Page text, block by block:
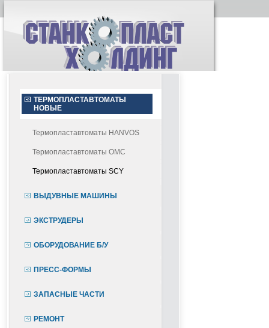
ТЕРМОПЛАСТАВТОМАТЫ
НОВЫЕ
Термопластавтоматы HANVOS
Термопластавтоматы OMC
Термопластавтоматы SCY
ВЫДУВНЫЕ МАШИНЫ
ЭКСТРУДЕРЫ
ОБОРУДОВАНИЕ Б/У
ПРЕСС-ФОРМЫ
ЗАПАСНЫЕ ЧАСТИ
РЕМОНТ